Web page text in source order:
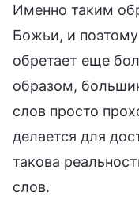
Именно таким
Божьи, и
обретает еще
образом,
слов просто
делается для
такова
слов.